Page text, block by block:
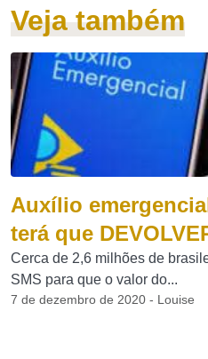
Veja também
Auxílio
terá que
Cerca de 2,6 milhões de
SMS para que o valor do...
7 de dezembro de 2020 - Louise